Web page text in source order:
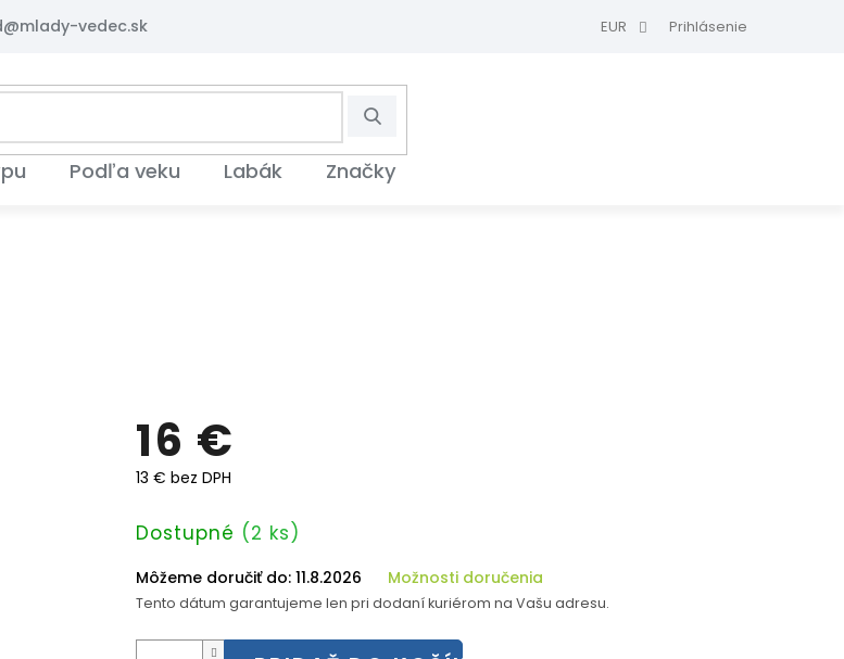
vedec.sk EUR Prihlásenie
Hľadať
Podľa veku Labák Značky
16 €
13 € bez DPH
Jednotková
Dostupné (2 ks)
Môžeme doručiť do: 11.8.2026 Možnosti doručenia
Tento dátum garantujeme len pri dodaní kuriérom na Vašu adresu.